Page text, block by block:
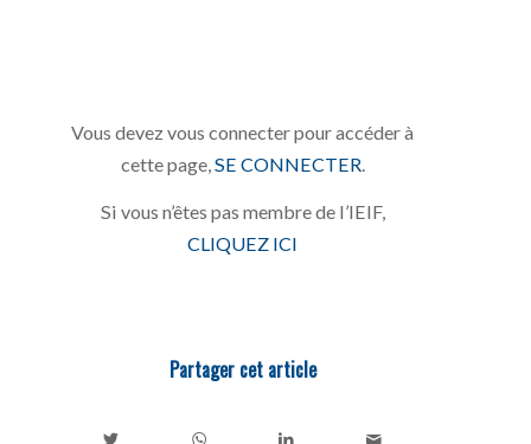
Vous devez vous connecter pour accéder à
cette page, SE CONNECTER
Si vous n’êtes pas membre de l’IEIF,
CLIQUEZ ICI
Partager cet article